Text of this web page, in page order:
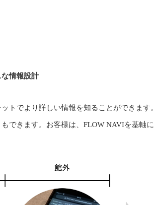
情報設計
トでより詳しい情報を知ることができます。
できます。お客様は、FLOW NAVIを基軸に